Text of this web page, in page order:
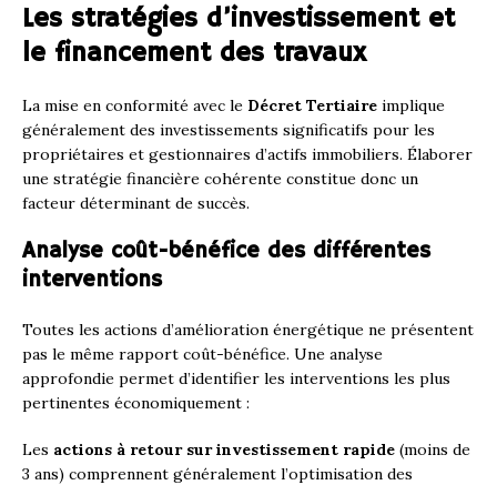
Les stratégies d’investissement et
le financement des travaux
La mise en conformité avec le Décret Tertiaire implique
généralement des investissements significatifs pour les
propriétaires et gestionnaires d’actifs immobiliers. Élaborer
une stratégie financière cohérente constitue donc un
facteur déterminant de succès.
Analyse coût-bénéfice des différentes
interventions
Toutes les actions d’amélioration énergétique ne présentent
pas le même rapport coût-bénéfice. Une analyse
approfondie permet d’identifier les interventions les plus
pertinentes économiquement :
Les actions à retour sur investissement rapide (moins de
3 ans) comprennent généralement l’optimisation des